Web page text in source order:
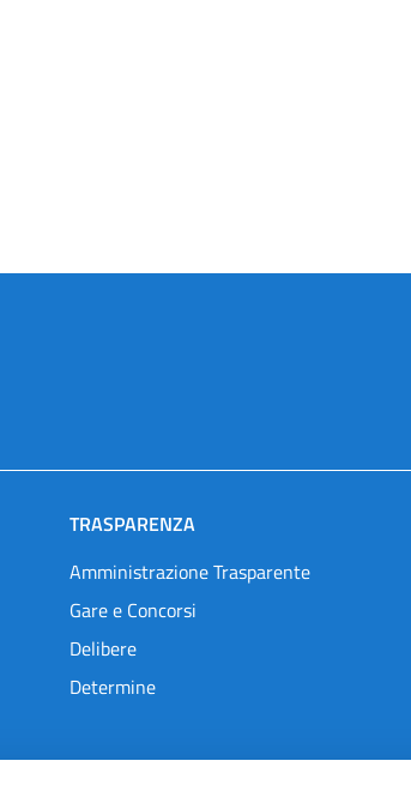
TRASPARENZA
Amministrazione Trasparente
Gare e Concorsi
Delibere
Determine